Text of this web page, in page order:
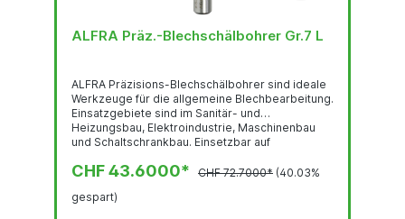
ALFRA Präz.-Blechschälbohrer Gr.7 L
ALFRA Präzisions-Blechschälbohrer sind ideale
Werkzeuge für die allgemeine Blechbearbeitung.
Einsatzgebiete sind im Sanitär- und
Heizungsbau, Elektroindustrie, Maschinenbau
und Schaltschrankbau. Einsetzbar auf
und duroplastischen Kunststoffen sowie auf allen
max. 4 mm. Mit Blechschälbohrern können in
CHF 43.6000* CHF 72.7000* (40.03%
gespart)